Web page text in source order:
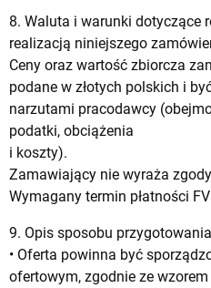
8. Waluta i warunki dotyczące
realizacją niniejszego
Ceny oraz wartość zbiorcza
podane w złotych polskich i
narzutami pracodawcy
podatki, obciążenia
i koszty).
Zamawiający nie wyraża
Wymagany termin płatności
9. Opis sposobu
• Oferta powinna być
ofertowym, zgodnie ze wzorem